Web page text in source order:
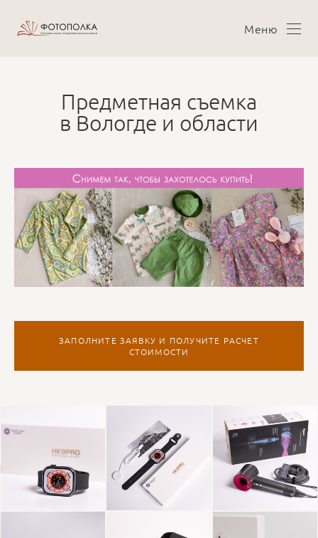
Меню
Предметная съемка
в Вологде и области
ЗАПОЛНИТЕ ЗАЯВКУ И ПОЛУЧИТЕ РАСЧЕТ
СТОИМОСТИ